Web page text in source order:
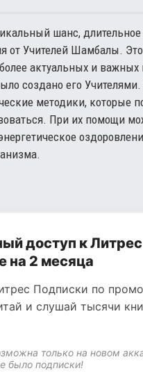
шанс,
от Учителей Шамбалы.
актуальных и важных
создано его
методики, которые
При их помощи
доступ к Литрес
на 2 месяца
Подписки по
и слушай тысячи
только на новом
было подписки!